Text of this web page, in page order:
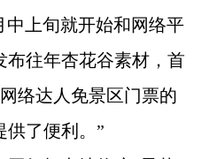
中上旬就开始和网络平
布往年杏花谷素材，首
络达人免景区门票的
供了便利。”